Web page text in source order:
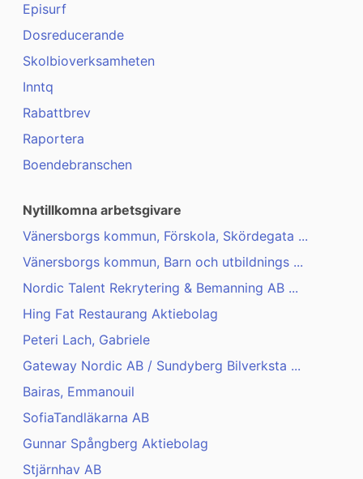
Episurf
Dosreducerande
Skolbioverksamheten
Inntq
Rabattbrev
Raportera
Boendebranschen
Nytillkomna arbetsgivare
Vänersborgs kommun, Förskola, Skördegata ...
Vänersborgs kommun, Barn och utbildnings ...
Nordic Talent Rekrytering & Bemanning AB ...
Hing Fat Restaurang Aktiebolag
Peteri Lach, Gabriele
Gateway Nordic AB / Sundyberg Bilverksta ...
Bairas, Emmanouil
SofiaTandläkarna AB
Gunnar Spångberg Aktiebolag
Stjärnhav AB